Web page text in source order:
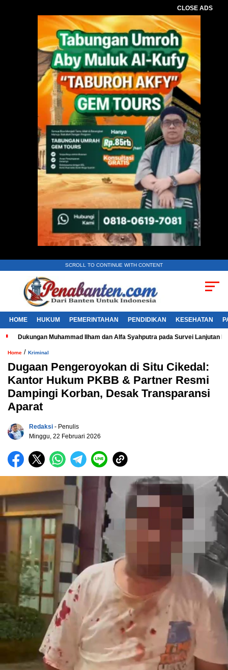
CLOSE ADS
SCROLL TO CONTINUE WITH CONTENT
HOME HUKUM PEMERINTAHAN PENDIDIKAN KESEHATAN
Dukungan Muhammad Ilham dan Alfa Syahputra pada Survei Lanjutan
Home / Kriminal
Dugaan Pengeroyokan di Situ Cikedal:
Kantor Hukum PKBB & Partner Resmi
Dampingi Korban, Desak Transparansi
Aparat
Redaksi - Penulis
Minggu, 22 Februari 2026